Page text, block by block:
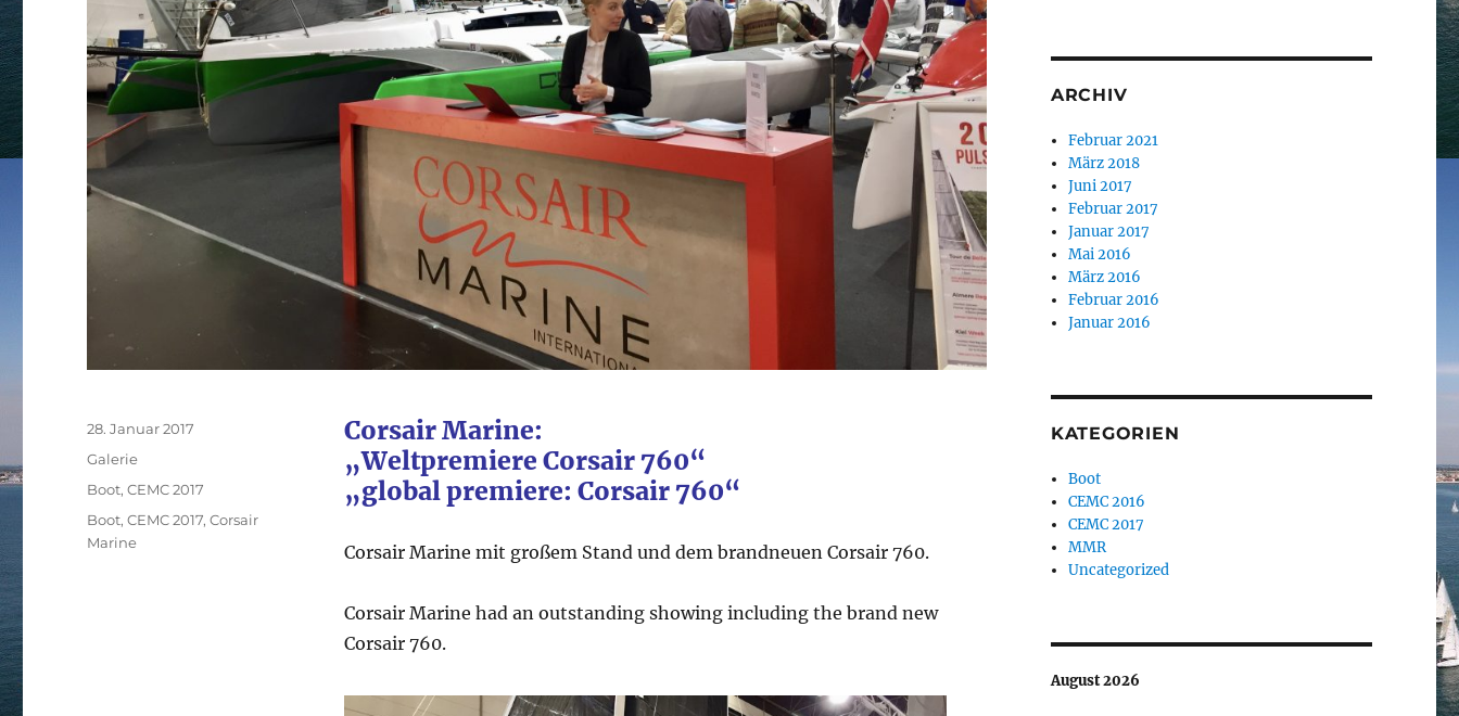
Corsair Marine:
„Weltpremiere Corsair 760“
„global premiere: Corsair 760“
Corsair Marine mit großem Stand und dem brandneuen Corsair 760.
Corsair Marine had an outstanding showing including the brand new
Corsair 760.
Veröffentlicht
am
28. Januar 2017
Format
Galerie
Kategorien
Boot,CEMC 2017
Schlagwörter
Boot,CEMC 2017,Corsair
Marine
ARCHIV
Februar 2021
März 2018
Juni 2017
Februar 2017
Januar 2017
Mai 2016
März 2016
Februar 2016
Januar 2016
KATEGORIEN
Boot
CEMC 2016
CEMC 2017
MMR
Uncategorized
August 2026